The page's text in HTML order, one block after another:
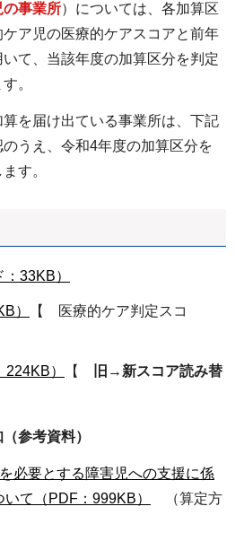
の事業所）については、各加算区
ア児の医療的ケアスコアと前年
て、当該年度の加算区分を判定
。
を届け出ている事業所は、下記
うえ、令和4年度の加算区分を
す。
：33KB）
）
【 医療的ケア判定スコ
） 【
旧→新スコア読み替
参考資料）
必要とする障害児への支援に係
て（PDF：999KB）
（算定方